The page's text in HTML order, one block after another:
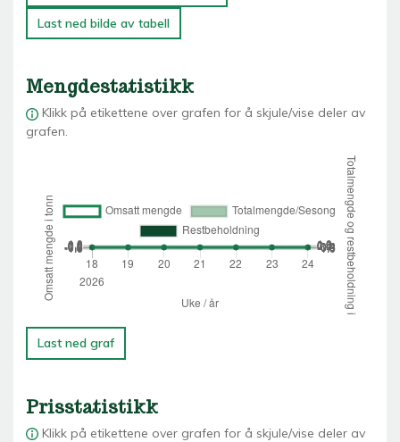
Last ned bilde av tabell
Mengdestatistikk
Klikk på etikettene over grafen for å skjule/vise deler av
grafen.
Last ned graf
Prisstatistikk
Klikk på etikettene over grafen for å skjule/vise deler av